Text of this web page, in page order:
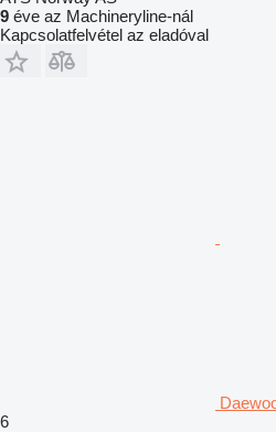
9 éve az Machineryline-nál
Kapcsolatfelvétel az eladóval
6